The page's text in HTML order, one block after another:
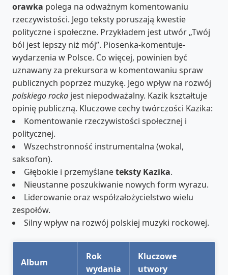
orawka polega na odważnym komentowaniu
rzeczywistości. Jego teksty poruszają kwestie
polityczne i społeczne. Przykładem jest utwór „Twój
ból jest lepszy niż mój”. Piosenka-komentuje-
wydarzenia w Polsce. Co więcej, powinien być
uznawany za prekursora w komentowaniu spraw
publicznych poprzez muzykę. Jego wpływ na rozwój
polskiego rocka jest niepodważalny. Kazik kształtuje
opinię publiczną. Kluczowe cechy twórczości Kazika:
Komentowanie rzeczywistości społecznej i
politycznej.
Wszechstronność instrumentalna (wokal,
saksofon).
Głębokie i przemyślaneteksty Kazika.
Nieustanne poszukiwanie nowych form wyrazu.
Liderowanie oraz współzałożycielstwo wielu
zespołów.
Silny wpływ na rozwój polskiej muzyki rockowej.
Album
Rok
wydania
Kluczowe
utwory